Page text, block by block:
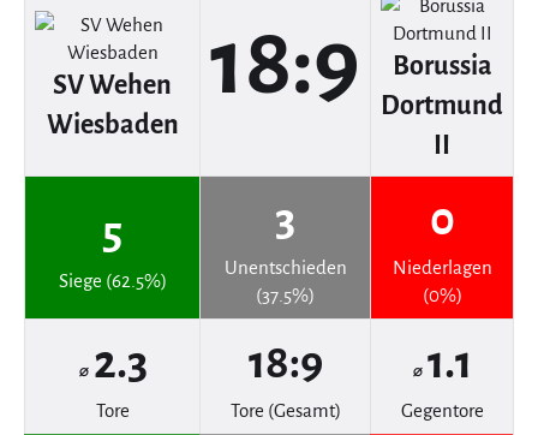
SV Wehen
Wiesbaden
18:9
Borussia
Dortmund
II
5
Siege (62.5%)
3
Unentschieden
(37.5%)
0
Niederlagen
(0%)
⌀ 2.3
Tore
18:9
Tore (Gesamt)
⌀ 1.1
Gegentore